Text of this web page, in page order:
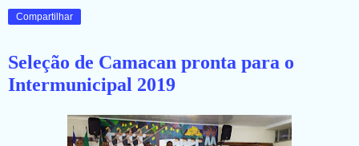
Compartilhar
Seleção de Camacan pronta para o
Intermunicipal 2019